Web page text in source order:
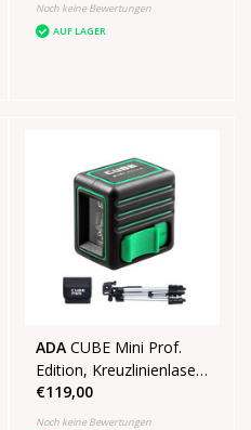
Noch keine Bewertungen
AUF LAGER
ADA CUBE Mini Prof.
Edition, Kreuzlinienlaser
Grün
€119,00
Noch keine Bewertungen